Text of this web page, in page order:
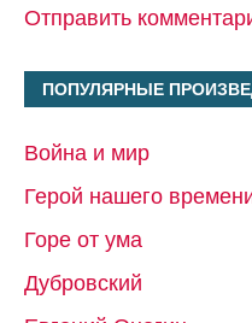
Отправить
ПОПУЛЯРНЫЕ
Война и мир
Герой нашего
Горе от ума
Дубровский